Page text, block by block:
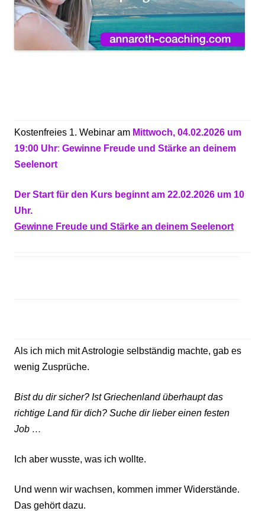
Kostenfreies 1. Webinar am Mittwoch, 04.02.2026 um
19:00 Uhr: Gewinne Freude und Stärke an deinem
Seelenort
Der Start für den Kurs beginnt am 22.02.2026 um 10
Uhr.
Gewinne Freude und Stärke an deinem Seelenort
Als ich mich mit Astrologie selbständig machte, gab es
wenig Zusprüche.
Bist du dir sicher? Ist Griechenland überhaupt das
richtige Land für dich? Suche dir lieber einen festen
Job …
Ich aber wusste, was ich wollte.
Und wenn wir wachsen, kommen immer Widerstände.
Das gehört dazu.